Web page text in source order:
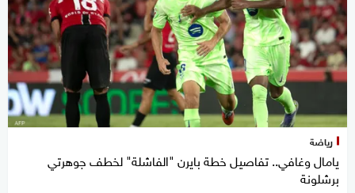
رياضة
يامال وغافي.. تفاصيل خطة بايرن "الفاشلة" لخطف جوهرتي
برشلونة